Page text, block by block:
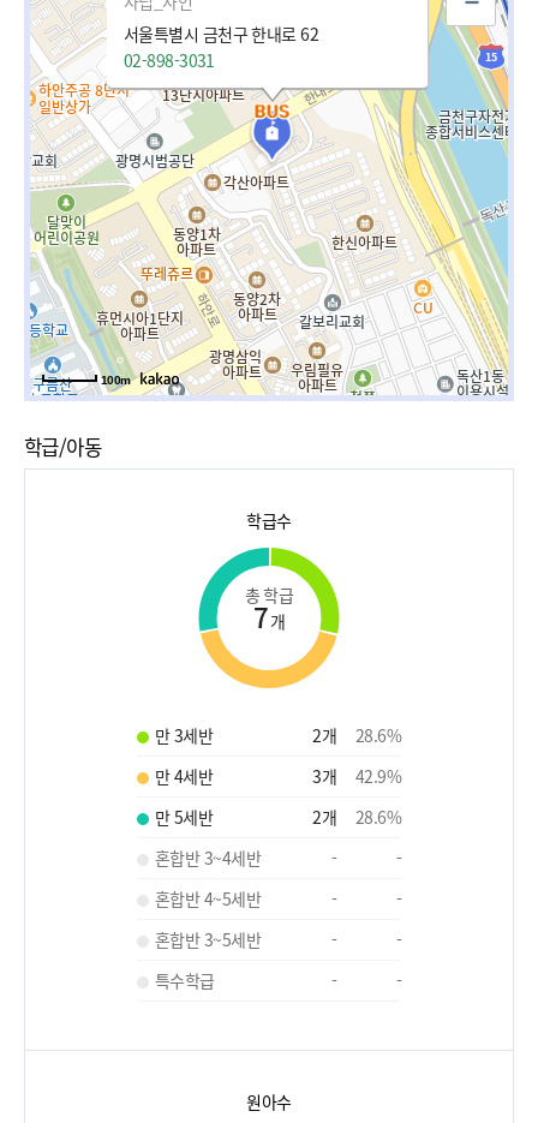
서울특별시 금천구 한내로 62
02-898-3031
100m
학급/아동
학급수
총 학급
7개
만 3세반 2개 28.6%
만 4세반
3개 42.9%
만 5세반
2개 28.6%
혼합반 3~4세반
-
-
혼합반 4~5세반
-
-
혼합반 3~5세반
-
-
특수학급
- -
원아수